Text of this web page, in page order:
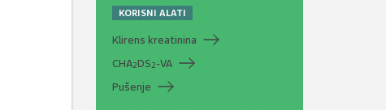
KORISNI ALATI
Klirens kreatinina
CHA2DS2-VA
Pušenje